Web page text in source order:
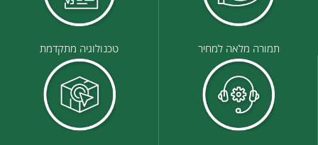
תמורה מלאה למחיר טכנולוגיה מתקדמת